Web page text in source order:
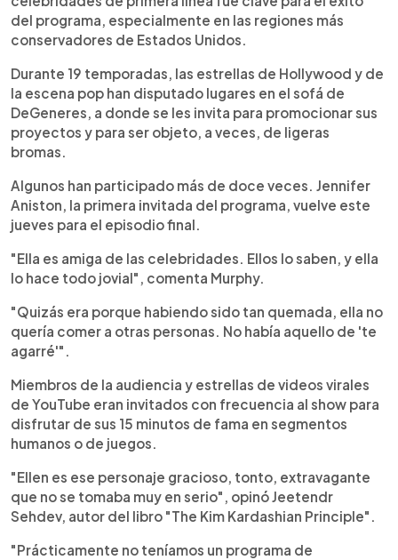
del programa, especialmente en las regiones más
conservadores de Estados Unidos.
Durante 19 temporadas, las estrellas de Hollywood y de
la escena pop han disputado lugares en el sofá de
DeGeneres, a donde se les invita para promocionar sus
proyectos y para ser objeto, a veces, de ligeras
bromas.
Algunos han participado más de doce veces. Jennifer
Aniston, la primera invitada del programa, vuelve este
jueves para el episodio final.
"Ella es amiga de las celebridades. Ellos lo saben, y ella
lo hace todo jovial", comenta Murphy.
"Quizás era porque habiendo sido tan quemada, ella no
quería comer a otras personas. No había aquello de 'te
agarré'".
Miembros de la audiencia y estrellas de videos virales
de YouTube eran invitados con frecuencia al show para
disfrutar de sus 15 minutos de fama en segmentos
humanos o de juegos.
"Ellen es ese personaje gracioso, tonto, extravagante
que no se tomaba muy en serio", opinó Jeetendr
Sehdev, autor del libro "The Kim Kardashian Principle".
"Prácticamente no teníamos un programa de